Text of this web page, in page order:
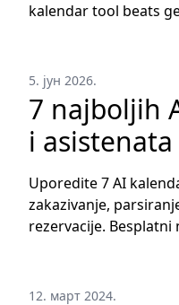
kalendar tool beats
5. јун 2026.
7 najboljih
i
Uporedite 7 AI
zakazivanje,
rezervacije. Besplatni
12. март 2024.